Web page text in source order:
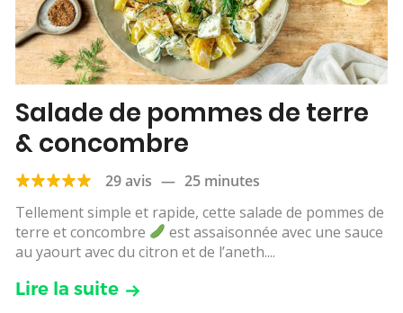
Salade de pommes de terre
& concombre
29 avis — 25 minutes
Tellement simple et rapide, cette salade de pommes de
terre et concombre
est assaisonnée avec une sauce
au yaourt avec du citron et de l’aneth....
Lire la suite